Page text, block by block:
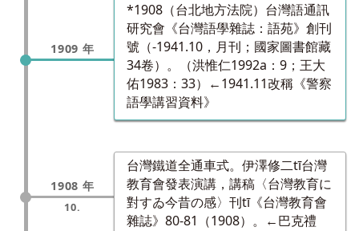
1909 年
*1908（台北地方法院）台灣語通訊
研究會《台灣語學雜誌：語苑》創刊
號（-1941.10，月刊；國家圖書館藏
34卷）。（洪惟仁1992a：9；王大
佑1983：33）←1941.11改稱《警察
語學講習資料》
1908 年
10.
台灣鐵道全通車式。伊澤修二tī台灣
教育會發表演講，講稿〈台灣教育に
對すゐ今昔の感〉刊tī《台灣教育會
雜誌》80-81（1908）。←巴克禮